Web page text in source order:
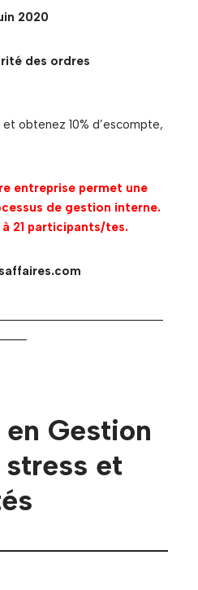
2020
des ordres
obtenez 10% d’escompte,
entreprise permet une
de gestion interne.
21 participants/tes.
Gestion
et